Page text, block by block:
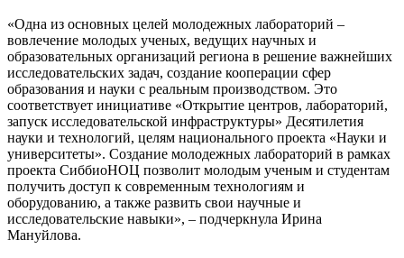
«Одна из основных целей молодежных лабораторий –
вовлечение молодых ученых, ведущих научных и
образовательных организаций региона в решение важнейших
исследовательских задач, создание кооперации сфер
образования и науки с реальным производством. Это
соответствует инициативе «Открытие центров, лабораторий,
запуск исследовательской инфраструктуры» Десятилетия
науки и технологий, целям национального проекта «Науки и
университеты». Создание молодежных лабораторий в рамках
проекта СиббиоНОЦ позволит молодым ученым и студентам
получить доступ к современным технологиям и
оборудованию, а также развить свои научные и
исследовательские навыки», – подчеркнула Ирина
Мануйлова.